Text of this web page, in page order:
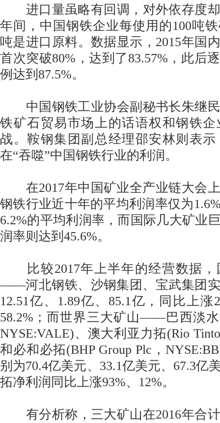
进口量虽略有回调，对外依存度却
年间，中国钢铁企业每使用的100吨
吨是进口原料。数据显示，2015年国
首次突破80%，达到了83.57%，此后
例达到87.5%。
中国钢铁工业协会副秘书长朱继民
铁矿石贸易市场上的话语权和钢铁
战。鞍钢集团副总经理邵安林则表
在“吞噬”中国钢铁行业的利润。
在2017年中国矿业全产业链大会
钢铁行业近十年的平均利润率仅为
6.2%的平均利润率，而国际几大矿业
润率则达到45.6%。
比较2017年上半年的经营数据，
——河北钢铁、沙钢集团、宝武集团
12.51亿、1.89亿、85.1亿，同比上涨
58.2%；而世界三大矿山——巴西淡水
NYSE:VALE)、澳大利亚力拓(Rio
和必和必拓(BHP Group Plc，
别为70.4亿美元、33.1亿美元、67.3亿
拓净利润同比上涨93%、12%。
有分析称，三大矿山在2016年合